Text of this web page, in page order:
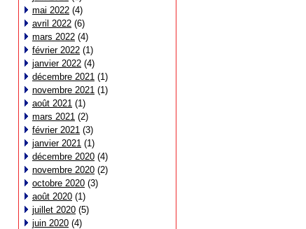
mai 2022 (4)
avril 2022 (6)
mars 2022 (4)
février 2022 (1)
janvier 2022 (4)
décembre 2021 (1)
novembre 2021 (1)
août 2021 (1)
mars 2021 (2)
février 2021 (3)
janvier 2021 (1)
décembre 2020 (4)
novembre 2020 (2)
octobre 2020 (3)
août 2020 (1)
juillet 2020 (5)
juin 2020 (4)